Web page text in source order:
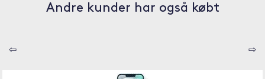
Andre kunder har også købt
⇦ ⇨